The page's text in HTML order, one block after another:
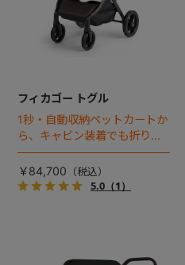
フィカゴー トグル
1秒・自動収納ペットカートか
ら、キャビン装着でも折りた
ためるモデルが登場！
￥84,700
5.0（1）